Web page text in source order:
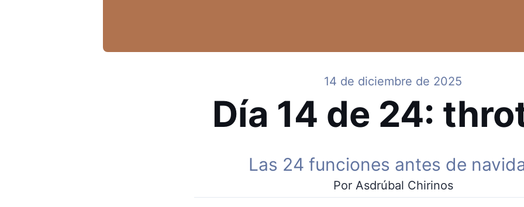
14 de diciembre de 2025
Día 14 de 24:
Las 24 funciones antes de
Por Asdrúbal Chirinos